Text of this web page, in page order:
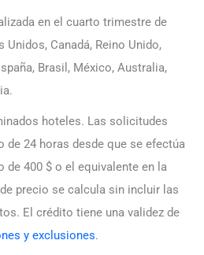
en el cuarto trimestre de
Canadá, Reino Unido,
Brasil, México, Australia,
hoteles. Las solicitudes
de 24 horas desde que se efectúa
de 400 $ o el equivalente en la
precio se calcula sin incluir las
El crédito tiene una validez de
y exclusiones.